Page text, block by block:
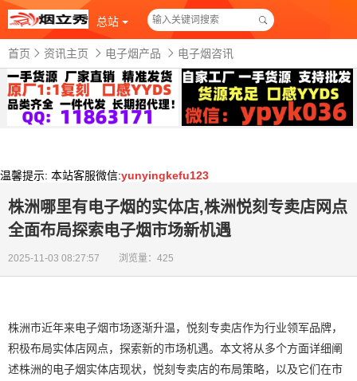
总站
首页 资讯主页 电子烟产品 电子烟咨讯
温馨提示: 本站客服微信:yunyingkefu123
株洲哪里有电子烟的实体店,株洲悦刻专卖店网点
全面布局探索电子烟市场新机遇
2025-11-03 08:27:57 浏览量：425
株洲市近年来电子烟市场逐渐升温，悦刻专卖店作为行业领军品牌，
积极布局实体店网点，探索新的市场机遇。本文将从多个方面详细阐
述株洲的电子烟实体店现状，悦刻专卖店的布局策略，以及它们在市